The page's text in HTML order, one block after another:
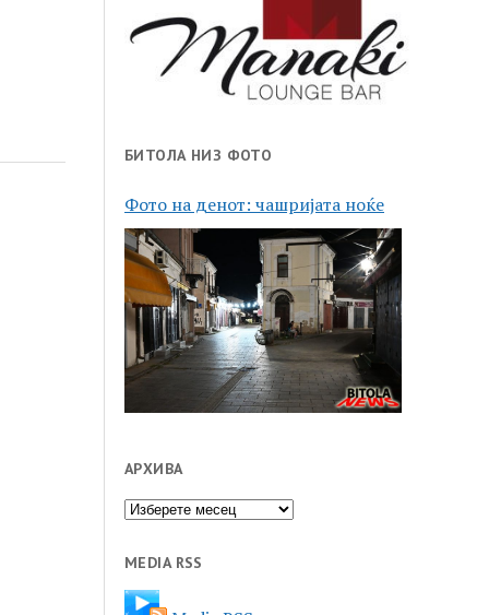
БИТОЛА НИЗ ФОТО
Фото на денот: чашријата ноќе
АРХИВА
Архива
MEDIA RSS